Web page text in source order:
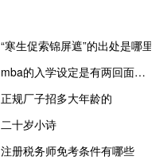
“寒生促索锦屏遮”的出处是哪里
mba的入学设定是有两回面试吗
正规厂子招多大年龄的
二十岁小诗
注册税务师免考条件有哪些